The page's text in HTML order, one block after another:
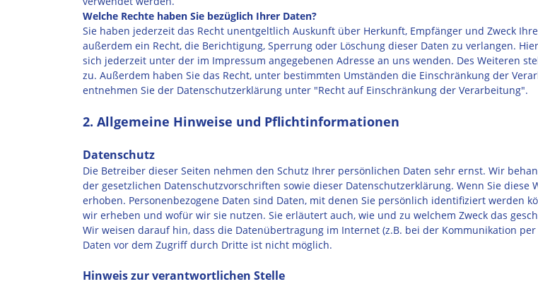
Welche Rechte haben Sie bezüglich Ihrer Daten?
Sie haben jederzeit das Recht unentgeltlich Auskunft über Herkunft, Empfänger und Zweck
außerdem ein Recht, die Berichtigung, Sperrung oder Löschung dieser Daten zu verlangen.
sich jederzeit unter der im Impressum angegebenen Adresse an uns wenden. Des Weiteren
zu. Außerdem haben Sie das Recht, unter bestimmten Umständen die Einschränkung der
entnehmen Sie der Datenschutzerklärung unter "Recht auf Einschränkung der Verarbeitung".
2. Allgemeine Hinweise und Pflichtinformationen
Datenschutz
Die Betreiber dieser Seiten nehmen den Schutz Ihrer persönlichen Daten sehr ernst. Wir
der gesetzlichen Datenschutzvorschriften sowie dieser Datenschutzerklärung. Wenn Sie
erhoben. Personenbezogene Daten sind Daten, mit denen Sie persönlich identifiziert werden
wir erheben und wofür wir sie nutzen. Sie erläutert auch, wie und zu welchem Zweck das
Wir weisen darauf hin, dass die Datenübertragung im Internet (z.B. bei der Kommunikation
Daten vor dem Zugriff durch Dritte ist nicht möglich.
Hinweis zur verantwortlichen Stelle